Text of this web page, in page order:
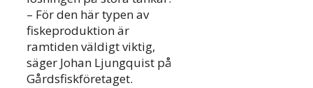
– För den här typen av
fiskeproduktion är
ramtiden väldigt viktig,
säger Johan Ljungquist på
Gårdsfiskföretaget.